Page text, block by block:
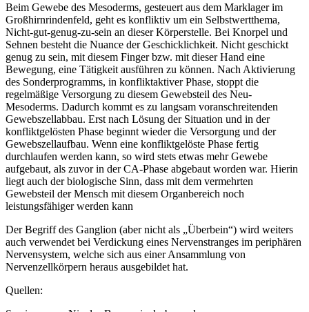
Beim Gewebe des Mesoderms, gesteuert aus dem Marklager im
Großhirnrindenfeld, geht es konfliktiv um ein Selbstwertthema,
Nicht-gut-genug-zu-sein an dieser Körperstelle. Bei Knorpel und
Sehnen besteht die Nuance der Geschicklichkeit. Nicht geschickt
genug zu sein, mit diesem Finger bzw. mit dieser Hand eine
Bewegung, eine Tätigkeit ausführen zu können. Nach Aktivierung
des Sonderprogramms, in konfliktaktiver Phase, stoppt die
regelmäßige Versorgung zu diesem Gewebsteil des Neu-
Mesoderms. Dadurch kommt es zu langsam voranschreitenden
Gewebszellabbau. Erst nach Lösung der Situation und in der
konfliktgelösten Phase beginnt wieder die Versorgung und der
Gewebszellaufbau. Wenn eine konfliktgelöste Phase fertig
durchlaufen werden kann, so wird stets etwas mehr Gewebe
aufgebaut, als zuvor in der CA-Phase abgebaut worden war. Hierin
liegt auch der biologische Sinn, dass mit dem vermehrten
Gewebsteil der Mensch mit diesem Organbereich noch
leistungsfähiger werden kann
Der Begriff des Ganglion (aber nicht als „Überbein“) wird weiters
auch verwendet bei Verdickung eines Nervenstranges im periphären
Nervensystem, welche sich aus einer Ansammlung von
Nervenzellkörpern heraus ausgebildet hat.
Quellen: